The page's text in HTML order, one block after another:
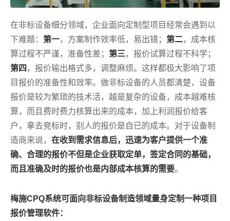
在非标设备细分领域，企业面向定制型项目经常会遇到以
下难题： 第一，方案制作效率低，易出错； 第二，成本核
算过程不严谨，准备性差； 第三，报价试算过程不科学；
第四 ，报价输出格式多，调整麻烦。这样都极大影响了项
目报价的准备性和效率。做非标设备的人员都清楚，设备
报价是较为繁琐的技术活，越是复杂的设备，成本越难核
算，而且费时费力核算出来的成本，加上利润报价给客
户，拿去竞标时，别人的报价是自已的成本。对于设备制
造商来说， 在收到需求信息后，迅速为客户提供一个准
确、合理的报价不但是企业获取定单，签定合同的基础，
而且准确及时的报价也是内部成本核算的需要。
梅施CPQ系统可面向非标设备制造领域量身定制一种项目
报价管理软件：